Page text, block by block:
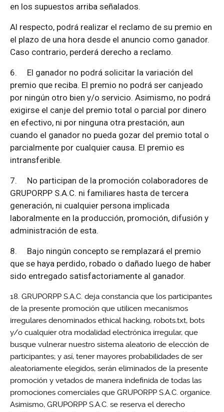
en los supuestos arriba señalados.
Al respecto, podrá realizar el reclamo de su premio en
el plazo de una hora desde el anuncio como ganador.
Caso contrario, perderá derecho a reclamo.
6. El ganador no podrá solicitar la variación del
premio que reciba. El premio no podrá ser canjeado
por ningún otro bien y/o servicio. Asimismo, no podrá
exigirse el canje del premio total o parcial por dinero
en efectivo, ni por ninguna otra prestación, aun
cuando el ganador no pueda gozar del premio total o
parcialmente por cualquier causa. El premio es
intransferible.
7. No participan de la promoción colaboradores de
GRUPORPP S.A.C. ni familiares hasta de tercera
generación, ni cualquier persona implicada
laboralmente en la producción, promoción, difusión y
administración de esta.
8. Bajo ningún concepto se remplazará el premio
que se haya perdido, robado o dañado luego de haber
sido entregado satisfactoriamente al ganador.
GRUPORPP S.A.C. deja constancia que los participantes
de la presente promoción que utilicen mecanismos
irregulares denominados ethical hacking, robots.txt, bots
y/o cualquier otra modalidad electrónica irregular, que
busque vulnerar nuestro sistema aleatorio de elección de
participantes; y así, tener mayores probabilidades de ser
aleatoriamente elegidos, serán eliminados de la presente
promoción y vetados de manera indefinida de todas las
promociones comerciales que GRUPORPP S.A.C. organice.
Asimismo, GRUPORPP S.A.C. se reserva el derecho